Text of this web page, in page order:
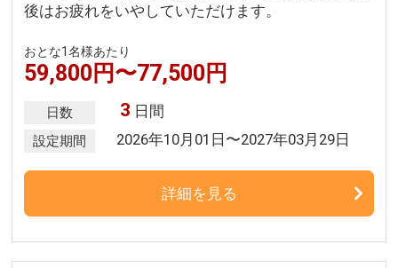
後はお疲れをいやしていただけます。
おとな1名様あたり
59,800円〜77,500円
日数 3 日間
設定期間 2026年10月01日〜2027年03月29日
詳細を見る